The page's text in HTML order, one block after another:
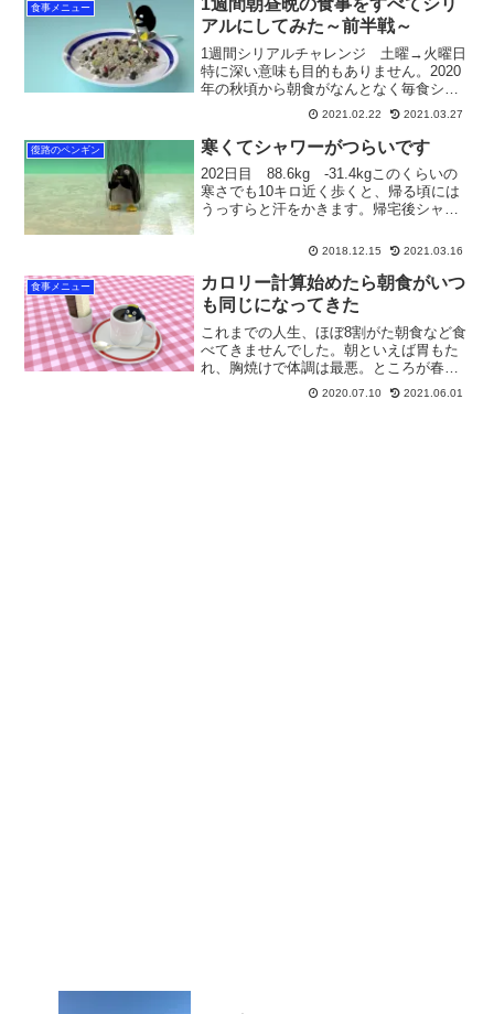
イ後10...
食事メニュー
1週間朝昼晩の食事をすべてシリ
アルにしてみた～前半戦～
1週間シリアルチャレンジ 土曜→火曜日
特に深い意味も目的もありません。2020
年の秋頃から朝食がなんとなく毎食シリ
アル食品になってきたので、いつかこう
いったことをやってみようかなとは思っ
ていました。で、年末年始のグウタラっ
ぷりのせいでダイエ...
2021.02.22 2021.03.27
復路のペンギン 寒くてシャワーがつらいです
202日目 88.6kg -31.4kgこのくらいの
寒さでも10キロ近く歩くと、帰る頃には
うっすらと汗をかきます。帰宅後シャワ
てきました。もともと高血圧もあるの
ばなりません。とはいっても特に何をし
ているわけではないのですが。そういえ
ば、体重120キロのときは薬を服用しない
と上が200を超えることもあった血圧も、
近頃では140あたりまで下がってきまし
た。これが体重減少のおかげなのか、毎
日の運動のおかげなのか、おそらく両方
でしょうね。やはり、ちまたいわれる高
2018.12.15 2021.03.16
食事メニュー
カロリー計算始めたら朝食がいつ
も同じになってきた
これまでの人生、ほぼ8割がた朝食など食
べてきませんでした。朝といえば胃もた
れ、胸焼けで体調は最悪。ところが春か
らカロリー計算をするようになってから
はほぼ毎日朝食を摂るようになりまし
2020.07.10 2021.06.01